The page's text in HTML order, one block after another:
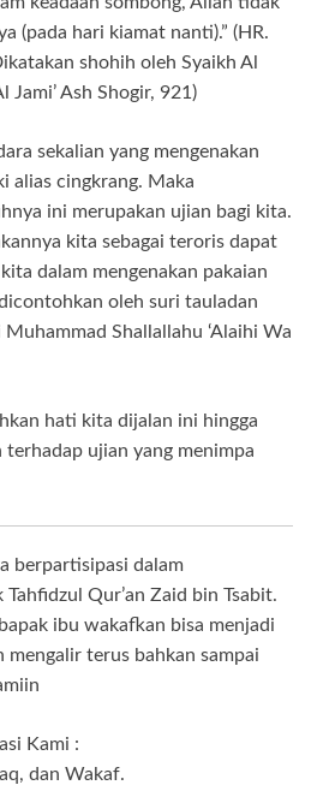
(pada hari kiamat nanti).” (HR.
shohih oleh Syaikh Al
Jami’ Ash Shogir, 921)
sekalian yang mengenakan
alias cingkrang. Maka
ini merupakan ujian bagi kita.
kita sebagai teroris dapat
dalam mengenakan pakaian
oleh suri tauladan
Shallallahu ‘Alaihi Wa
hati kita dijalan ini hingga
ujian yang menimpa
berpartisipasi dalam
Qur’an Zaid bin Tsabit.
ibu wakafkan bisa menjadi
mengalir terus bahkan sampai
Kami :
dan Wakaf.